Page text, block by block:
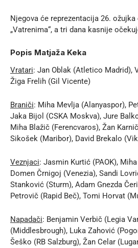
Njegova će reprezentacija 26.
„Vatrenima“, a tri dana kasnije
Popis Matjaža Keka
Vratari: Jan Oblak (Atletico Madrid),
Žiga Frelih (Gil Vicente)
Braniči: Miha Mevlja (Alanyaspor),
Jaka Bijol (CSKA Moskva), Jure
Miha Blažič (Ferencvaros), Žan
Sikošek (Maribor), David Brekalo
Veznjaci: Jasmin Kurtić (PAOK),
Domen Črnigoj (Venezia), Sandi
Stanković (Sturm), Adam Gnezda
Petrovič (Rapid Beč), Tomi Horvat
Napadači: Benjamin Verbič (Legia
(Middlesbrough), Luka Zahović
Šeško (RB Salzburg), Žan Celar